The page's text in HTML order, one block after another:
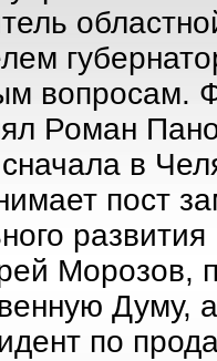
вопросам.
Роман
в
пост
Морозов,
по